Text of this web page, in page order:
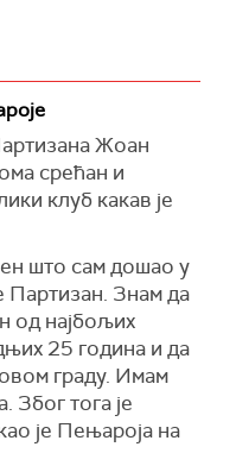
Жоан
срећан и
клуб какав је
што сам дошао у
Партизан. Знам да
од најбољих
25 година и да
граду. Имам
Због тога је
је Пењароја на